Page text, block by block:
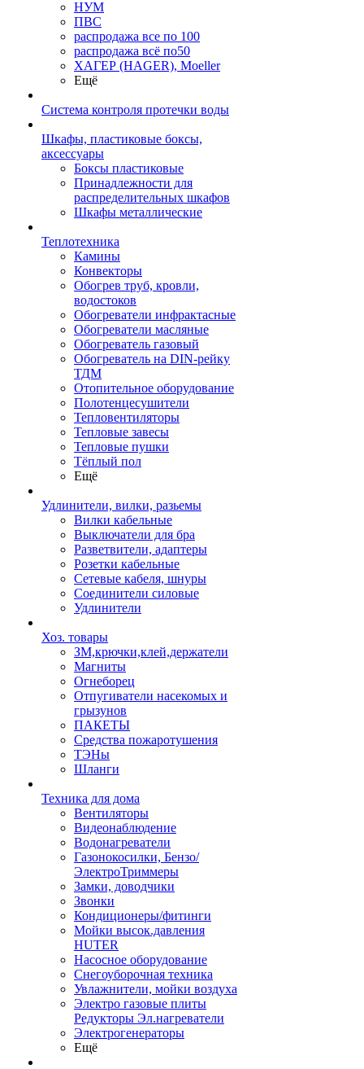
НУМ
ПВС
распродажа все по 100
распродажа всё по50
ХАГЕР (HAGER), Moeller
Ещё
Система контроля протечки воды
Шкафы, пластиковые боксы,
аксессуары
Боксы пластиковые
Принадлежности для
распределительных шкафов
Шкафы металлические
Теплотехника
Камины
Конвекторы
Обогрев труб, кровли,
водостоков
Обогреватели инфрактасные
Обогреватели масляные
Обогреватель газовый
Обогреватель на DIN-рейку
ТДМ
Отопительное оборудование
Полотенцесушители
Тепловентиляторы
Тепловые завесы
Тепловые пушки
Тёплый пол
Ещё
Удлинители, вилки, разьемы
Вилки кабельные
Выключатели для бра
Разветвители, адаптеры
Розетки кабельные
Сетевые кабеля, шнуры
Соединители силовые
Удлинители
Хоз. товары
ЗМ,крючки,клей,держатели
Магниты
Огнеборец
Отпугиватели насекомых и
грызунов
ПАКЕТЫ
Средства пожаротушения
ТЭНы
Шланги
Техника для дома
Вентиляторы
Видеонаблюдение
Водонагреватели
Газонокосилки, Бензо/
ЭлектроТриммеры
Замки, доводчики
Звонки
Кондиционеры/фитинги
Мойки высок.давления
HUTER
Насосное оборудование
Снегоуборочная техника
Увлажнители, мойки воздуха
Электро газовые плиты
Редукторы Эл.нагреватели
Электрогенераторы
Ещё